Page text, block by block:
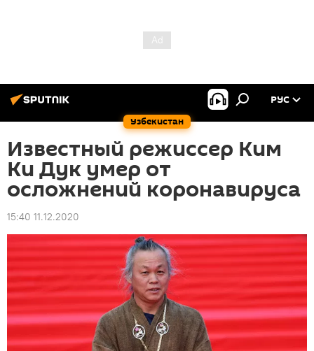
Узбекистан
РУС
Известный режиссер Ким
Ки Дук умер от
осложнений коронавируса
15:40 11.12.2020